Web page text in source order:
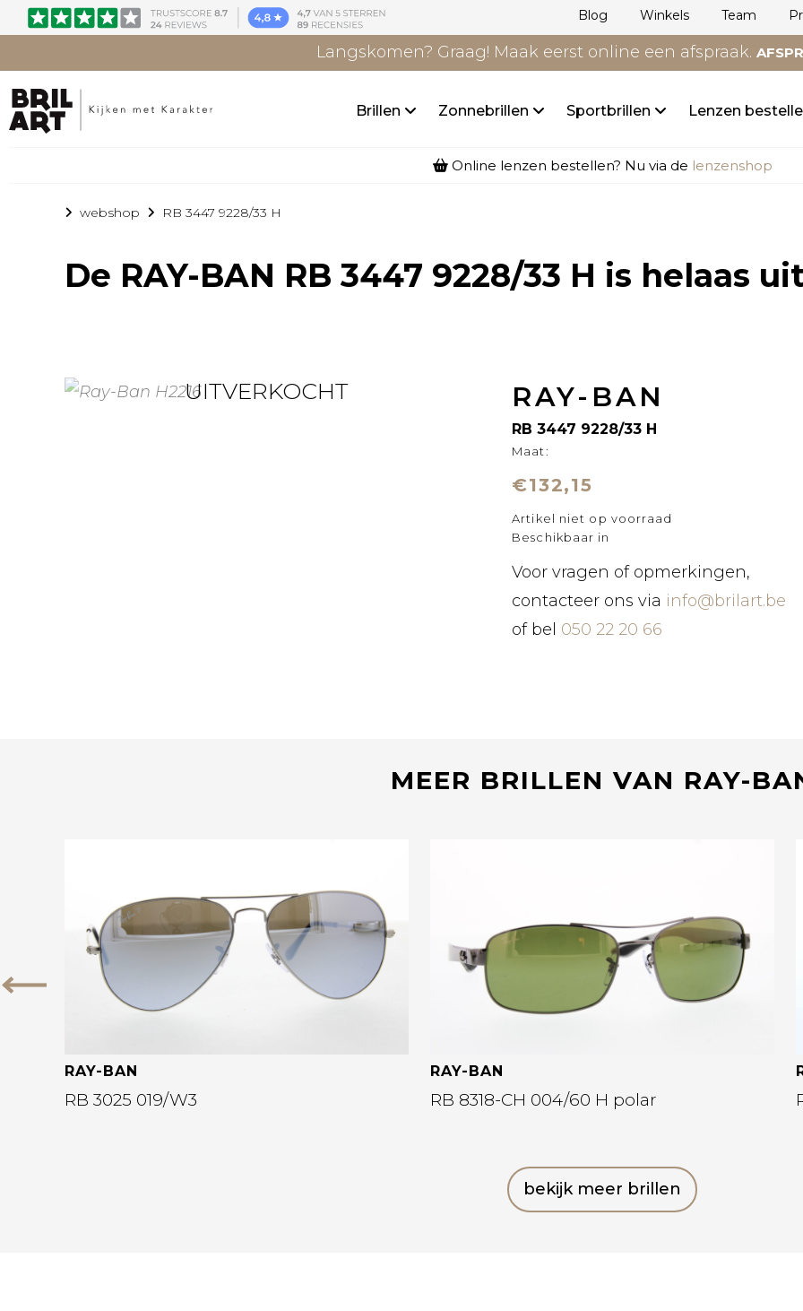
Blog Winkels Team
Langskomen? Graag! Maak eerst online een afspraak.
Brillen Zonnebrillen Sportbrillen Lenzen
Online lenzen bestellen? Nu via de lenzenshop
webshop RB 3447 9228/33 H
De RAY-BAN RB 3447 9228/33 H is helaas
UITVERKOCHT RAY-BAN
RB 3447 9228/33 H
Maat:
€132,15
Artikel niet op voorraad
Beschikbaar in
Voor vragen of opmerkingen,
contacteer ons via info@brilart.be
of bel 050 22 20 66
MEER BRILLEN VAN RAY-
Vorige
RAY-BAN
RB 3025 019/W3
RAY-BAN
RB 8318-CH 004/60 H polar
bekijk meer brillen